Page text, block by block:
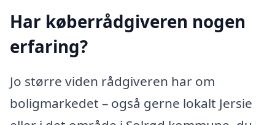
Har køberrådgiveren nogen
erfaring?
Jo større viden rådgiveren har om
boligmarkedet – også gerne lokalt Jersie